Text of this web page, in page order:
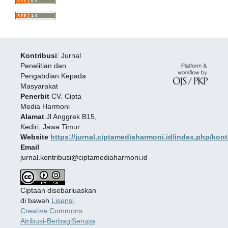
Kontribusi: Jurnal
Penelitian dan
Pengabdian Kepada
Masyarakat
PenerbitCV. Cipta
Media Harmoni
AlamatJl Anggrek B15,
Kediri, Jawa Timur
Website https://jurnal.ciptamediaharmoni.id/index.php/
Email
jurnal.kontribusi@ciptamediaharmoni.id
Ciptaan disebarluaskan
di bawah Lisensi
Creative Commons
Atribusi-BerbagiSerupa